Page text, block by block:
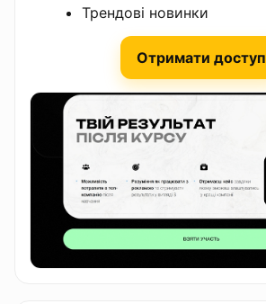
Трендові новинки
Отримати доступ